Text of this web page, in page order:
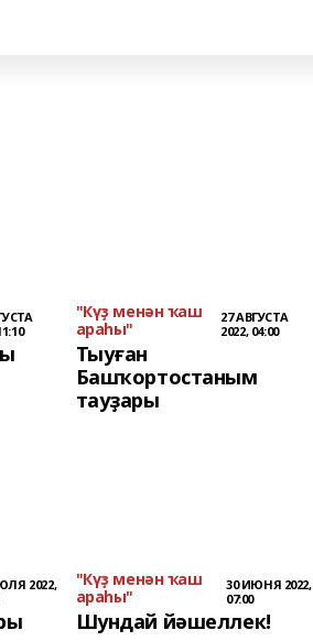
"Күҙ менән ҡаш
араһы"
27 АВГУСТА
2022, 04:00
Тыуған
Башҡортостаным
тауҙары
2022,
"Күҙ менән ҡаш
араһы"
30 ИЮНЯ 2022,
07:00
Шундай йәшеллек!